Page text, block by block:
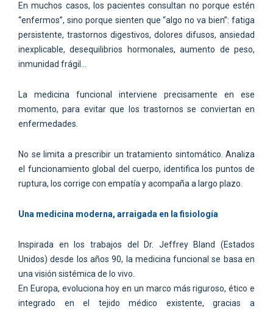
En muchos casos, los pacientes consultan no porque estén
“enfermos”, sino porque sienten que “algo no va bien”: fatiga
persistente, trastornos digestivos, dolores difusos, ansiedad
inexplicable, desequilibrios hormonales, aumento de peso,
inmunidad frágil...
La medicina funcional interviene precisamente en ese
momento, para evitar que los trastornos se conviertan en
enfermedades.
No se limita a prescribir un tratamiento sintomático. Analiza
el funcionamiento global del cuerpo, identifica los puntos de
ruptura, los corrige con empatía y acompaña a largo plazo.
Una medicina moderna, arraigada en la fisiología
Inspirada en los trabajos del Dr. Jeffrey Bland (Estados
Unidos) desde los años 90, la medicina funcional se basa en
una visión sistémica de lo vivo.
En Europa, evoluciona hoy en un marco más riguroso, ético e
integrado en el tejido médico existente, gracias a